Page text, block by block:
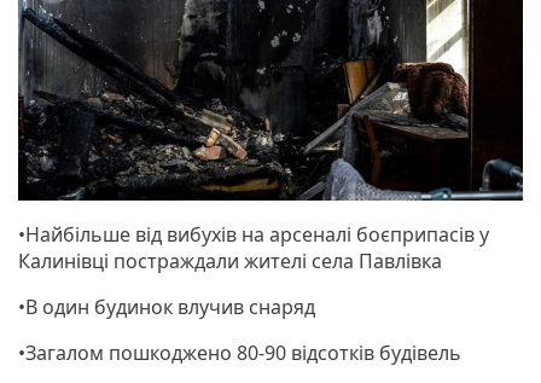
•Найбільше від вибухів на арсеналі боєприпасів у
Калинівці постраждали жителі села Павлівка
•В один будинок влучив снаряд
•Загалом пошкоджено 80-90 відсотків будівель